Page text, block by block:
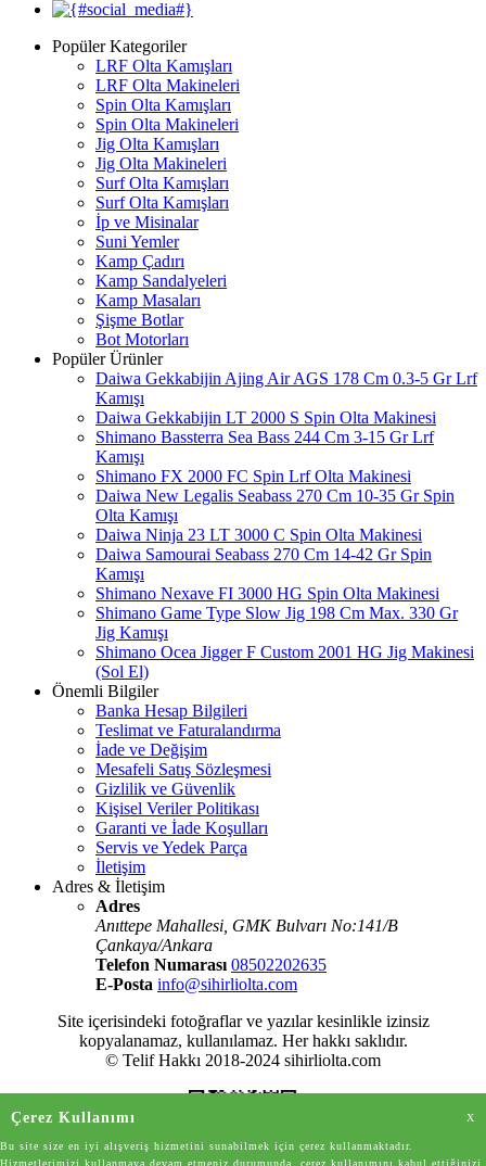
Popüler Kategoriler
LRF Olta Kamışları
LRF Olta Makineleri
Spin Olta Kamışları
Spin Olta Makineleri
Jig Olta Kamışları
Jig Olta Makineleri
Surf Olta Kamışları
Surf Olta Kamışları
İp ve Misinalar
Suni Yemler
Kamp Çadırı
Kamp Sandalyeleri
Kamp Masaları
Şişme Botlar
Bot Motorları
Popüler Ürünler
Daiwa Gekkabijin Ajing Air AGS 178 Cm 0.3-5 Gr Lrf
Kamışı
Daiwa Gekkabijin LT 2000 S Spin Olta Makinesi
Shimano Bassterra Sea Bass 244 Cm 3-15 Gr Lrf
Kamışı
Shimano FX 2000 FC Spin Lrf Olta Makinesi
Daiwa New Legalis Seabass 270 Cm 10-35 Gr Spin
Olta Kamışı
Daiwa Ninja 23 LT 3000 C Spin Olta Makinesi
Daiwa Samourai Seabass 270 Cm 14-42 Gr Spin
Kamışı
Shimano Nexave FI 3000 HG Spin Olta Makinesi
Shimano Game Type Slow Jig 198 Cm Max. 330 Gr
Jig Kamışı
Shimano Ocea Jigger F Custom 2001 HG Jig Makinesi
(Sol El)
Önemli Bilgiler
Banka Hesap Bilgileri
Teslimat ve Faturalandırma
İade ve Değişim
Mesafeli Satış Sözleşmesi
Gizlilik ve Güvenlik
Kişisel Veriler Politikası
Garanti ve İade Koşulları
Servis ve Yedek Parça
İletişim
Adres & İletişim
Adres
Anıttepe Mahallesi, GMK Bulvarı No:141/B
Çankaya/Ankara
Telefon Numarası 08502202635
E-Posta info@sihirliolta.com
Site içerisindeki fotoğraflar ve yazılar kesinlikle izinsiz
kopyalanamaz, kullanılamaz. Her hakkı saklıdır.
© Telif Hakkı 2018-2024 sihirliolta.com
Çerez Kullanımı X
Bu site size en iyi alışveriş hizmetini sunabilmek için çerez kullanmaktadır.
Hizmetlerimizi kullanmaya devam etmeniz durumunda, çerez kullanımını kabul ettiğinizi